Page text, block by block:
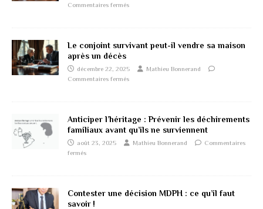
Commentaires fermés
Le conjoint survivant peut-il vendre sa maison
après un décès
décembre 22, 2025
Mathieu Bonnerand
Commentaires fermés
Anticiper l’héritage : Prévenir les déchirements
familiaux avant qu’ils ne surviennent
août 23, 2025 Mathieu Bonnerand
Commentaires
fermés
Contester une décision MDPH : ce qu’il faut
savoir !